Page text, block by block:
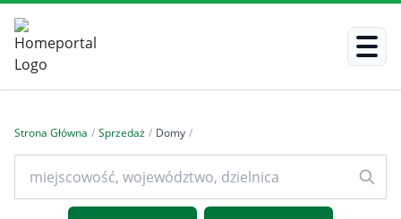
Strona Główna / Sprzedaż / Domy /